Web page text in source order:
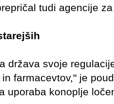
tudi agencije
država svoje
farmacevtov," je
uporaba konoplje